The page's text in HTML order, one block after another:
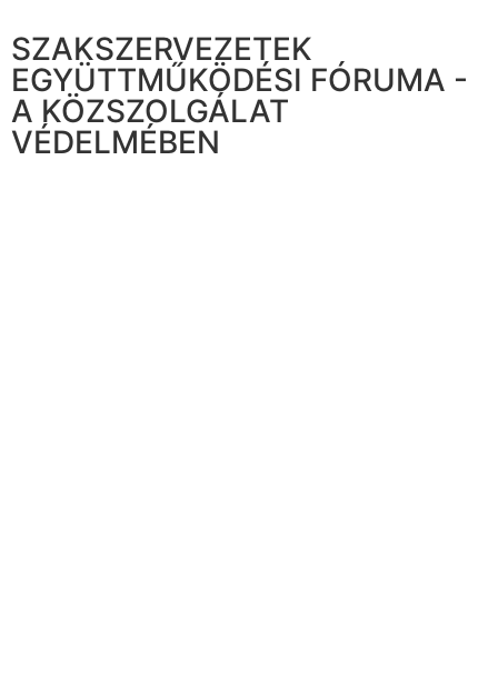
SZAKSZERVEZETEK
EGYÜTTMŰKÖDÉSI FÓRUMA -
A KÖZSZOLGÁLAT
VÉDELMÉBEN